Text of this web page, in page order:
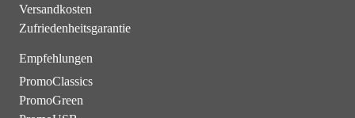
Versandkosten
Zufriedenheitsgarantie
Empfehlungen
PromoClassics
PromoGreen